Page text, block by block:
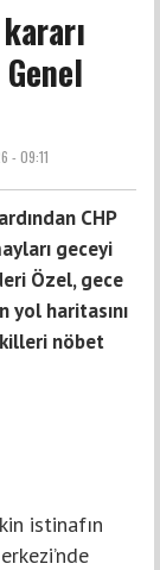
- 09:11
CHP
geceyi
Özel, gece
yol haritasını
nöbet
istinafın